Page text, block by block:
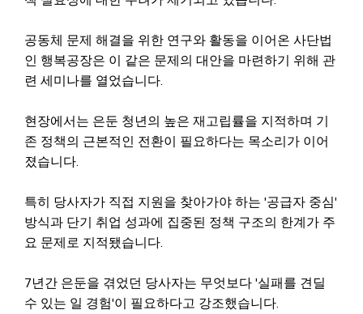
공동체 문제 해결을 위한 연구와 활동을 이어온 사단법
인 행복공장은 이 같은 문제의 대안을 마련하기 위해 관
련 세미나를 열었습니다.
현장에서는 은둔 청년의 높은 재고립률을 지적하며 기
존 정책의 근본적인 전환이 필요하다는 목소리가 이어
졌습니다.
특히 당사자가 직접 지원을 찾아가야 하는 '공급자 중심'
방식과 단기 취업 성과에 집중된 정책 구조의 한계가 주
요 문제로 지적됐습니다.
7년간 은둔을 겪었던 당사자는 무엇보다 '실패를 견딜
수 있는 일 경험'이 필요하다고 강조했습니다.